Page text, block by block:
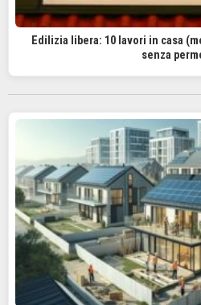
Edilizia libera: 10 lavori in casa
senza